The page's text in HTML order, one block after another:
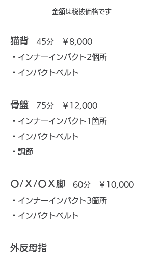
金額は税抜価格です
猫背 45分 ￥8,000
・インナーインパクト2個所
・インパクトベルト
骨盤 75分 ￥12,000
・インナーインパクト1箇所
・インパクトベルト
・調節
Ｏ/Ｘ/ＯＸ脚 60分 ￥10,000
・インナーインパクト3箇所
・インパクトベルト
外反母指